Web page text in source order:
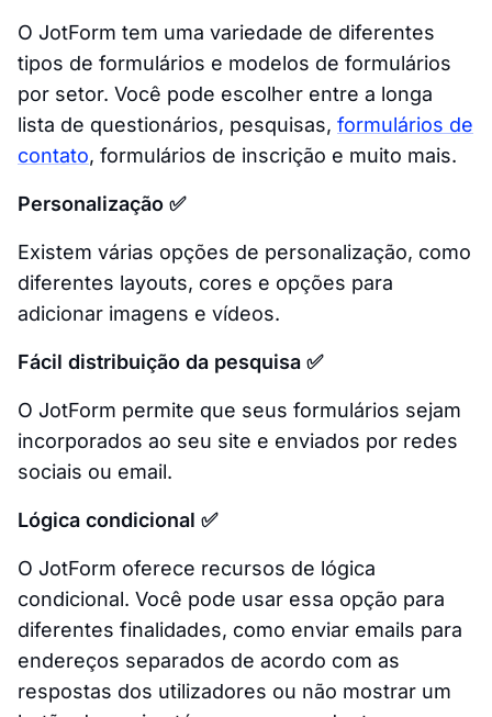
O JotForm tem uma variedade de diferentes
tipos de formulários e modelos de formulários
por setor. Você pode escolher entre a longa
lista de questionários, pesquisas, formulários de
contato, formulários de inscrição e muito mais.
Personalização ✅
Existem várias opções de personalização, como
diferentes layouts, cores e opções para
adicionar imagens e vídeos.
Fácil distribuição da pesquisa ✅
O JotForm permite que seus formulários sejam
incorporados ao seu site e enviados por redes
sociais ou email.
Lógica condicional ✅
O JotForm oferece recursos de lógica
condicional. Você pode usar essa opção para
diferentes finalidades, como enviar emails para
endereços separados de acordo com as
respostas dos utilizadores ou não mostrar um